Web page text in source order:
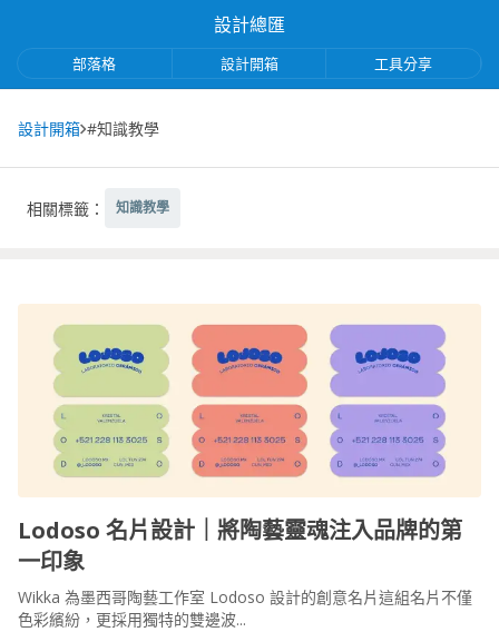
設計總匯
部落格 設計開箱 工具分享
設計開箱 #知識教學
相關標籤： 知識教學
Lodoso 名片設計｜將陶藝靈魂注入品牌的第
一印象
Wikka 為墨西哥陶藝工作室 Lodoso 設計的創意名片這組名片不僅
色彩繽紛，更採用獨特的雙邊波...